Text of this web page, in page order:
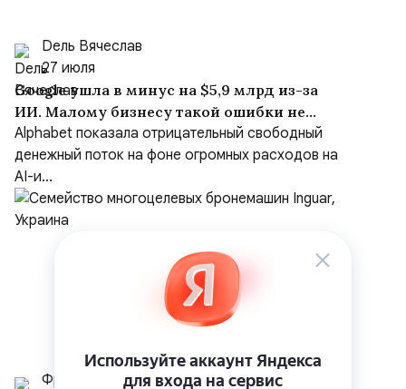
Dель Вячеслав
27 июля
Google ушла в минус на $5,9 млрд из-за
ИИ. Малому бизнесу такой ошибки не
простят
Alphabet показала отрицательный свободный
денежный поток на фоне огромных расходов на
AI-и...
Фролов И.В., к.т.н.